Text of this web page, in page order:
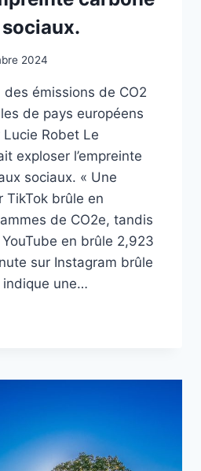
2024
des émissions de CO2
de pays européens
Robet Le
exploser l’empreinte
sociaux. « Une
TikTok brûle en
de CO2e, tandis
YouTube en brûle 2,923
sur Instagram brûle
indique une…